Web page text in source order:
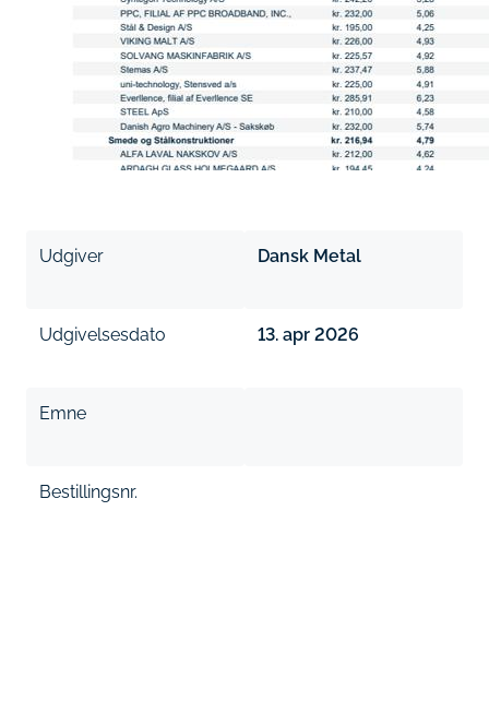
Udgiver Dansk Metal
Udgivelsesdato 13. apr 2026
Emne
Bestillingsnr.